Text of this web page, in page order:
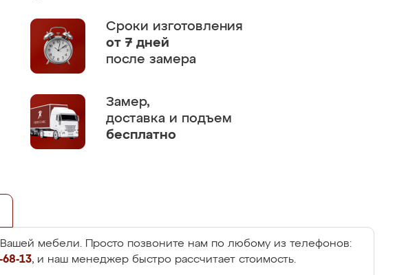
Сроки изготовления
от 7 дней
после замера
Замер,
доставка и подъем
бесплатно
Вашей мебели. Просто позвоните нам по любому из телефонов:
13, и наш менеджер быстро рассчитает стоимость.